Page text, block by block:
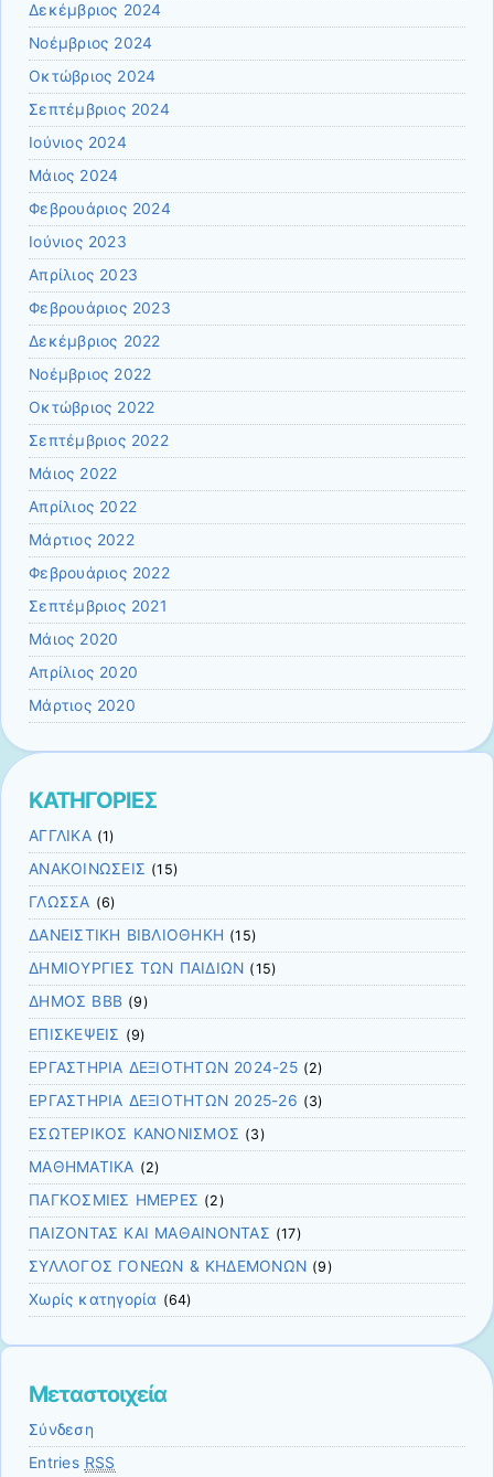
Δεκέμβριος 2024
Νοέμβριος 2024
Οκτώβριος 2024
Σεπτέμβριος 2024
Ιούνιος 2024
Μάιος 2024
Φεβρουάριος 2024
Ιούνιος 2023
Απρίλιος 2023
Φεβρουάριος 2023
Δεκέμβριος 2022
Νοέμβριος 2022
Οκτώβριος 2022
Σεπτέμβριος 2022
Μάιος 2022
Απρίλιος 2022
Μάρτιος 2022
Φεβρουάριος 2022
Σεπτέμβριος 2021
Μάιος 2020
Απρίλιος 2020
Μάρτιος 2020
ΚΑΤΗΓΟΡΙΕΣ
ΑΓΓΛΙΚΑ(1)
ΑΝΑΚΟΙΝΩΣΕΙΣ (15)
ΓΛΩΣΣΑ (6)
ΔΑΝΕΙΣΤΙΚΗ ΒΙΒΛΙΟΘΗΚΗ (15)
ΔΗΜΙΟΥΡΓΙΕΣ ΤΩΝ ΠΑΙΔΙΩΝ (15)
ΔΗΜΟΣ ΒΒΒ (9)
ΕΠΙΣΚΕΨΕΙΣ (9)
ΕΡΓΑΣΤΗΡΙΑ ΔΕΞΙΟΤΗΤΩΝ 2024-25(2)
ΕΡΓΑΣΤΗΡΙΑ ΔΕΞΙΟΤΗΤΩΝ 2025-26 (3)
ΕΣΩΤΕΡΙΚΟΣ ΚΑΝΟΝΙΣΜΟΣ (3)
ΜΑΘΗΜΑΤΙΚΑ (2)
ΠΑΓΚΟΣΜΙΕΣ ΗΜΕΡΕΣ (2)
ΠΑΙΖΟΝΤΑΣ ΚΑΙ ΜΑΘΑΙΝΟΝΤΑΣ (17)
ΣΥΛΛΟΓΟΣ ΓΟΝΕΩΝ & ΚΗΔΕΜΟΝΩΝ (9)
Χωρίς κατηγορία (64)
Μεταστοιχεία
Σύνδεση
Entries RSS